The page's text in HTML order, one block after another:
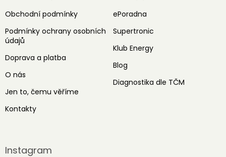
Obchodní podmínky
Podmínky ochrany osobních
údajů
Doprava a platba
O nás
Jen to, čemu věříme
Kontakty
ePoradna
Supertronic
Klub Energy
Blog
Diagnostika dle TČM
Instagram